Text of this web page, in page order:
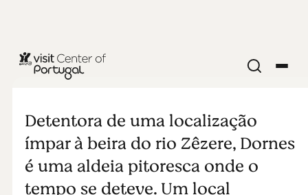
NATUREZA E AR LIVRE
Dornes
Detentora de uma localização
ímpar à beira do rio Zêzere, Dornes
é uma aldeia pitoresca onde o
tempo se deteve. Um local